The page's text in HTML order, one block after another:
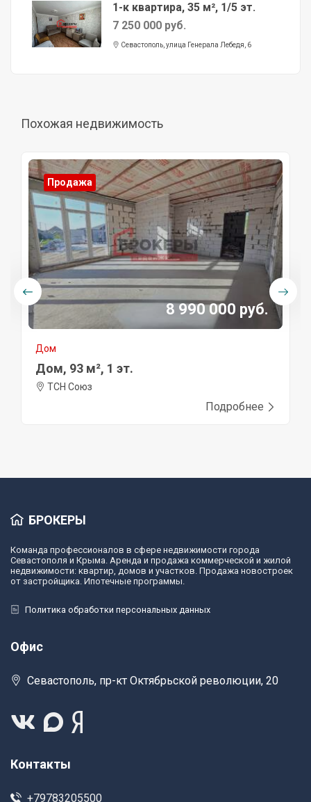
1-к квартира, 35 м², 1/5 эт.
7 250 000 руб.
Севастополь, улица Генерала Лебедя, 6
Похожая недвижимость
Продажа
8 990 000 руб.
Дом
Дом, 93 м², 1 эт.
ТСН Союз
Подробнее
БРОКЕРЫ
Команда профессионалов в сфере недвижимости города
Севастополя и Крыма. Аренда и продажа коммерческой и жилой
недвижимости: квартир, домов и участков. Продажа новостроек
от застройщика. Ипотечные программы.
Политика обработки персональных данных
Офис
Севастополь, пр-кт Октябрьской революции, 20
Контакты
+79783205500